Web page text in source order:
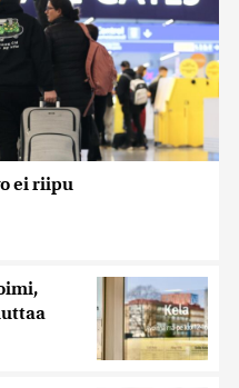
ei riipu